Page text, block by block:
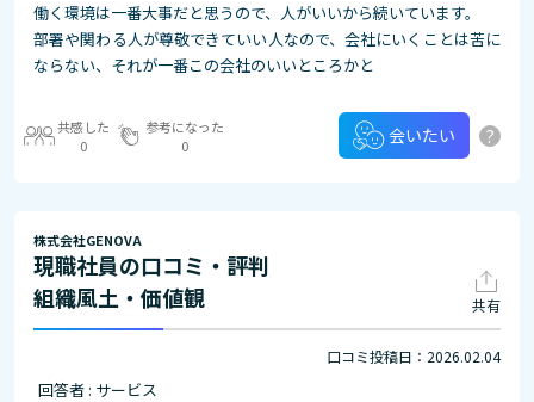
働く環境は一番大事だと思うので、人がいいから続いています。
部署や関わる人が尊敬できていい人なので、会社にいくことは苦に
ならない、それが一番この会社のいいところかと
共感した
0
参考になった
0
会いたい ?
株式会社GENOVA
現職社員の口コミ・評判
組織風土・価値観
共有
口コミ投稿日：2026.02.04
回答者 : サービス